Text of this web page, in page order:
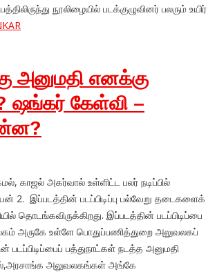
நூலிழையில் படக்குழுவினர் பலரும் உயிர்
அனுமதி எனக்கு
ஷங்கர் கேள்வி –
காஜல் அகர்வால் உள்ளிட்ட பலர் நடிப்பில்
2. இப்படத்தின் படப்பிடிப்பு பல்வேறு தடைகளைக்
தொடங்கவிருக்கிறது. இப்படத்தின் படப்பிடிப்பை
அருகே உள்ளே பொதுப்பணித்துறை அலுவலகப்
படப்பிடிப்பைப் பத்துநாட்கள் நடத்த அனுமதி
அலுவலகங்கள் அங்கே